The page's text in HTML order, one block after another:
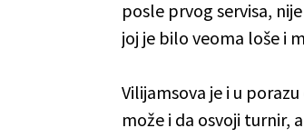
posle prvog servisa,
joj je bilo veoma loše i
Vilijamsova je i u
može i da osvoji turnir,